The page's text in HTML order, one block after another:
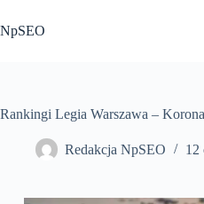
do
treści
NpSEO
Rankingi Legia Warszawa –
Redakcja NpSEO 12